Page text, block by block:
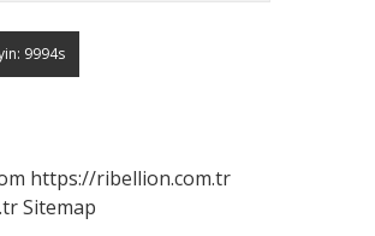
https://ribellion.com.tr
Sitemap